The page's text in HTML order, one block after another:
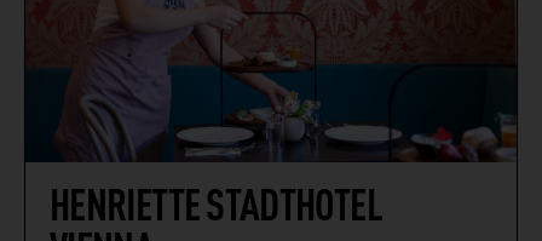
HENRIETTE STADTHOTEL